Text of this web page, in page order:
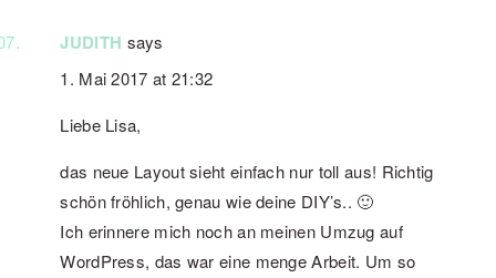
JUDITH says
1. Mai 2017 at 21:32
Liebe Lisa,
das neue Layout sieht einfach nur toll aus! Richtig
schön fröhlich, genau wie deine DIY’s.. 🙂
Ich erinnere mich noch an meinen Umzug auf
WordPress, das war eine menge Arbeit. Um so